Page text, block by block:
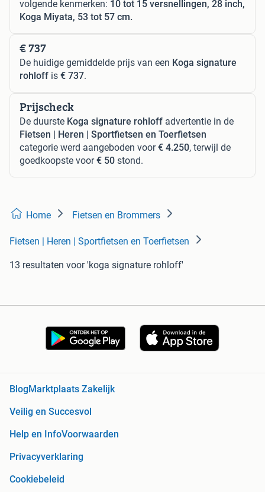
volgende kenmerken: 10 tot 15 versnellingen, 28 inch,
Koga Miyata, 53 tot 57 cm.
€ 737
De huidige gemiddelde prijs van een Koga signature
rohloff is € 737.
Prijscheck
De duurste Koga signature rohloff advertentie in de
Fietsen | Heren | Sportfietsen en Toerfietsen
categorie werd aangeboden voor€ 4.250, terwijl de
goedkoopste voor€ 50 stond.
Home Fietsen en Brommers
Fietsen | Heren | Sportfietsen en Toerfietsen
13 resultaten voor 'koga signature rohloff'
BlogMarktplaats Zakelijk
Veilig en Succesvol
Help en InfoVoorwaarden
Privacyverklaring
Cookiebeleid